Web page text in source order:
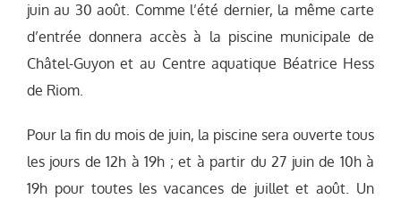
juin au 30 août. Comme l’été dernier, la même carte
d’entrée donnera accès à la piscine municipale de
Châtel-Guyon et au Centre aquatique Béatrice Hess
de Riom.
Pour la fin du mois de juin, la piscine sera ouverte tous
les jours de 12h à 19h ; et à partir du 27 juin de 10h à
19h pour toutes les vacances de juillet et août. Un